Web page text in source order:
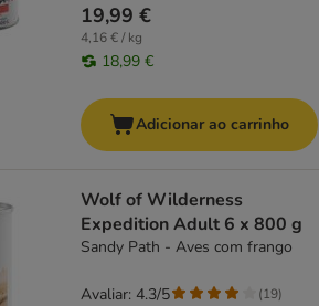
19,99 €
4,16 € / kg
18,99 €
Adicionar ao carrinho
Wolf of Wilderness
Expedition Adult 6 x 800 g
Sandy Path - Aves com frango
Avaliar: 4.3/5 (19)